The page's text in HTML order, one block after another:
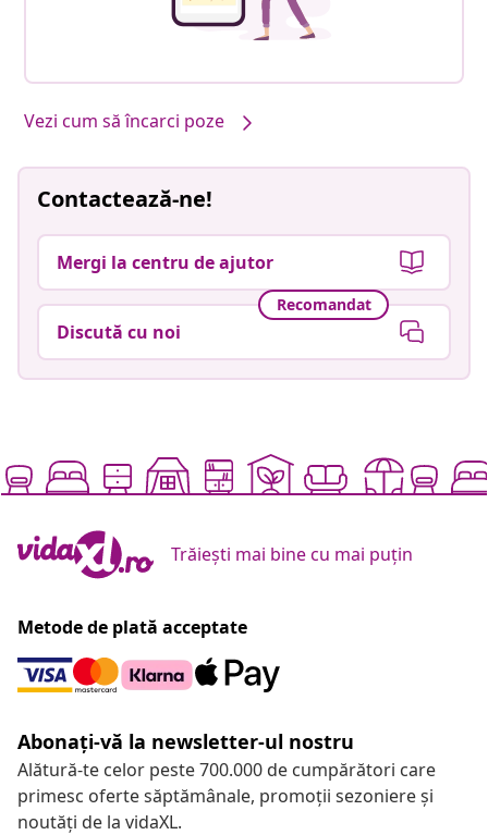
Vezi cum să încarci poze
Contactează-ne!
Mergi la centru de ajutor
Recomandat
Discută cu noi
Trăiești mai bine cu mai puțin
Metode de plată acceptate
Abonați-vă la newsletter-ul nostru
Alătură-te celor peste 700.000 de cumpărători care
primesc oferte săptămânale, promoții sezoniere și
noutăți de la vidaXL.